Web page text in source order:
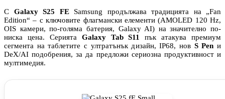
С Galaxy S25 FESamsung продължава традицията на „Fan
Edition“ – с ключовите флагмански елементи (AMOLED 120 Hz,
OIS камери, по-голяма батерия, Galaxy AI) на значително по-
ниска цена. Серията Galaxy Tab S11
пък атакува премиум
сегмента на таблетите с ултратънък дизайн, IP68, нов S Pen и
DeX/AI подобрения, за да предложи сериозна продуктивност и
мултимедия.